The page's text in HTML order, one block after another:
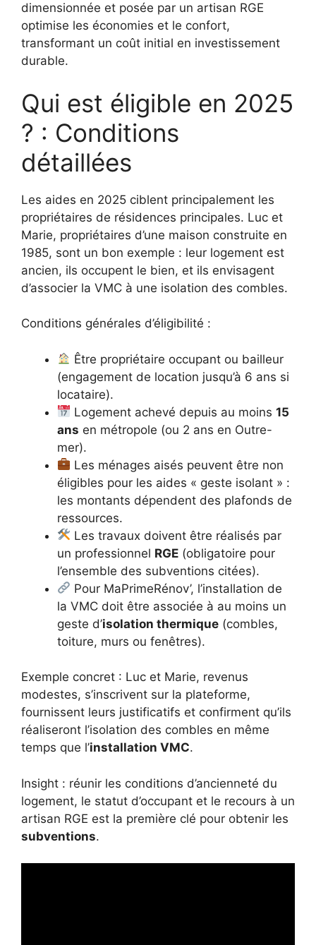
dimensionnée et posée par un artisan RGE
optimise les économies et le confort,
transformant un coût initial en investissement
durable.
Qui est éligible en 2025
? : Conditions
détaillées
Les aides en 2025 ciblent principalement les
propriétaires de résidences principales. Luc et
Marie, propriétaires d’une maison construite en
1985, sont un bon exemple : leur logement est
ancien, ils occupent le bien, et ils envisagent
d’associer la VMC à une isolation des combles.
Conditions générales d’éligibilité :
Être propriétaire occupant ou bailleur
(engagement de location jusqu’à 6 ans si
locataire).
Logement achevé depuis au moins15
ans en métropole (ou 2 ans en Outre-
mer).
Les ménages aisés peuvent être non
éligibles pour les aides « geste isolant » :
les montants dépendent des plafonds de
ressources.
Les travaux doivent être réalisés par
un professionnel RGE (obligatoire pour
l’ensemble des subventions citées).
Pour MaPrimeRénov’, l’installation de
la VMC doit être associée à au moins un
geste d’isolation thermique (combles,
toiture, murs ou fenêtres).
Exemple concret : Luc et Marie, revenus
modestes, s’inscrivent sur la plateforme,
fournissent leurs justificatifs et confirment qu’ils
réaliseront l’isolation des combles en même
temps que l’installation VMC.
Insight : réunir les conditions d’ancienneté du
logement, le statut d’occupant et le recours à un
artisan RGE est la première clé pour obtenir les
subventions.